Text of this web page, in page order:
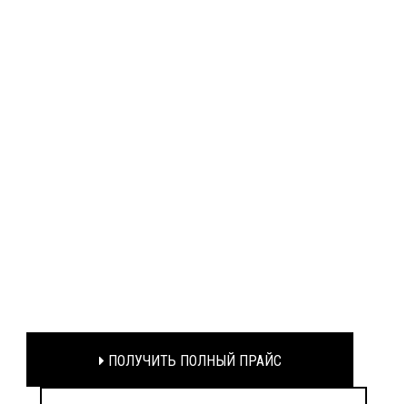
ПОЛУЧИТЬ ПОЛНЫЙ ПРАЙС